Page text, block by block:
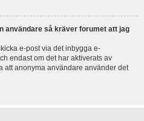
användare så kräver forumet att jag
e-post via det inbygga e-
endast om det har aktiverats av
att anonyma användare använder det